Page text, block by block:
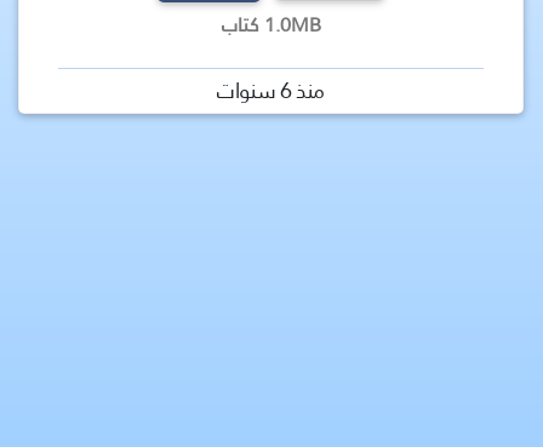
1.0MB كتاب
منذ 6 سنوات